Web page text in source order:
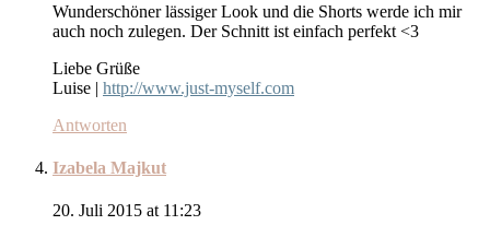
Wunderschöner lässiger Look und die Shorts werde ich mir
auch noch zulegen. Der Schnitt ist einfach perfekt <3
Liebe Grüße
Luise | http://www.just-myself.com
Antworten
Izabela Majkut
20. Juli 2015 at 11:23